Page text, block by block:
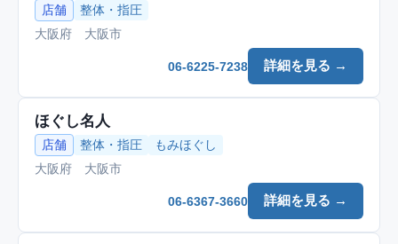
店舗
整体・指圧
大阪府 大阪市
詳細を見る →
06-6225-7238
ほぐし名人
店舗 整体・指圧
もみほぐし
大阪府 大阪市
詳細を見る →
06-6367-3660